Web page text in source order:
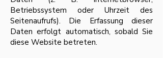
Betriebssystem oder Uhrzeit des
Seitenaufrufs). Die Erfassung dieser
Daten erfolgt automatisch, sobald Sie
diese Website betreten.